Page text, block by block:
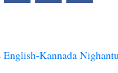
English-Kannada